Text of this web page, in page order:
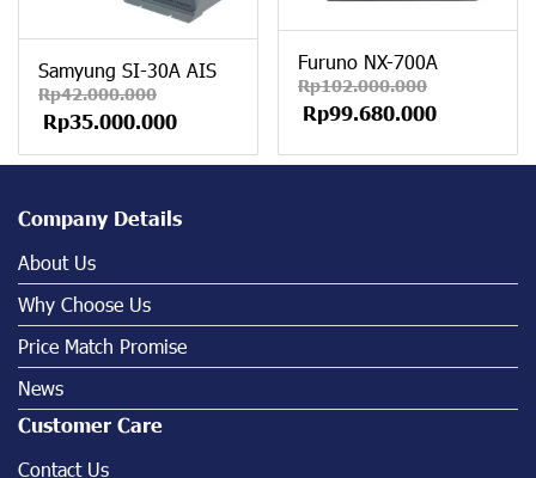
Samyung SI-30A AIS
Rp42.000.000
Rp35.000.000
Furuno NX-700A
Rp102.000.000
Rp99.680.000
Company Details
About Us
Why Choose Us
Price Match Promise
News
Customer Care
Contact Us